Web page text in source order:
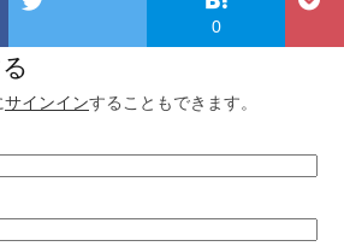
0
サインインすることもできます。